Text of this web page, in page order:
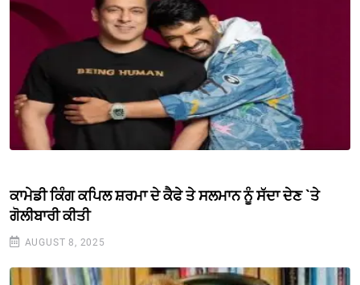
ਕਾਮੇਡੀ ਕਿੰਗ ਕਪਿਲ ਸ਼ਰਮਾ ਦੇ ਕੈਫੇ ਤੇ ਸਲਮਾਨ ਨੂੰ ਸੱਦਾ ਦੇਣ `ਤੇ
ਗੋਲੀਬਾਰੀ ਕੀਤੀ
AUGUST 8, 2025